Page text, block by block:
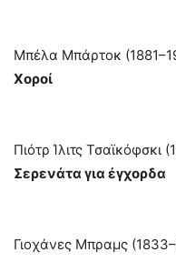
Μπέλα Μπάρτοκ
Χοροί
Πιότρ Ίλιτς Τσαϊκόφσκι
Σερενάτα για έγχορδα
Γιοχάνες Μπραμς